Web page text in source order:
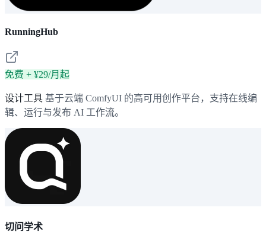
RunningHub
免费 + ¥29/月起
设计工具 基于云端 ComfyUI 的高可用创作平台，支持在线编
辑、运行与发布 AI 工作流。
切问学术